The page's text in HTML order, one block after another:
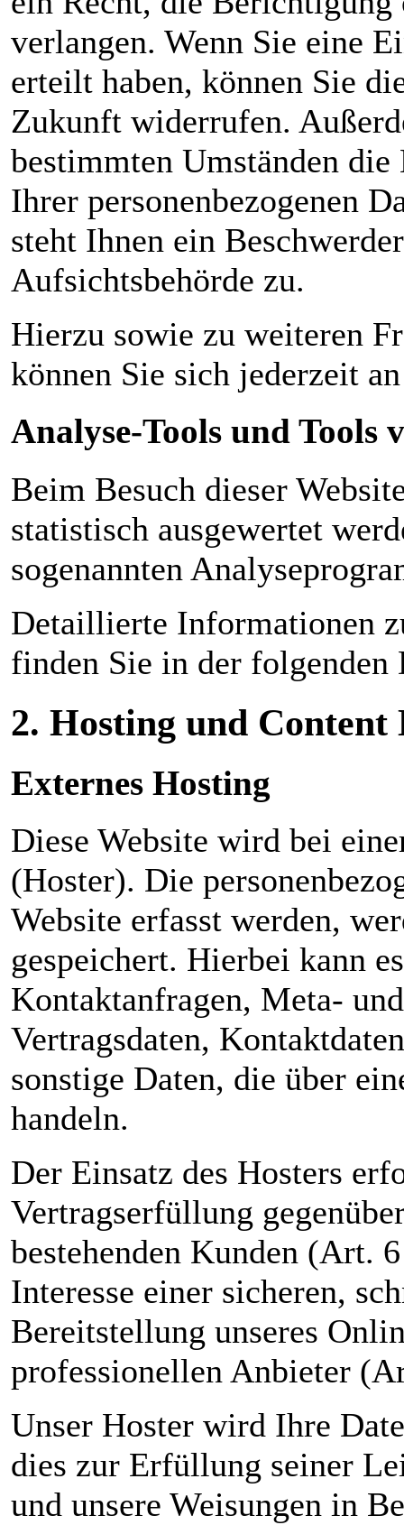
verlangen. Wenn Sie eine
erteilt haben, können Sie
Zukunft widerrufen.
bestimmten Umständen
Ihrer personenbezogenen
steht Ihnen ein
Aufsichtsbehörde zu.
Hierzu sowie zu weiteren
können Sie sich jederzeit
Analyse-Tools und Tools
Beim Besuch dieser
statistisch ausgewertet
sogenannten
Detaillierte Informationen
finden Sie in der folgenden
2. Hosting und
Externes Hosting
Diese Website wird bei
(Hoster). Die
Website erfasst werden,
gespeichert. Hierbei kann
Kontaktanfragen, Meta-
Vertragsdaten,
sonstige Daten, die über
handeln.
Der Einsatz des Hosters
Vertragserfüllung
bestehenden Kunden (Art.
Interesse einer sicheren,
Bereitstellung unseres
professionellen Anbieter
Unser Hoster wird Ihre
dies zur Erfüllung seiner
und unsere Weisungen in